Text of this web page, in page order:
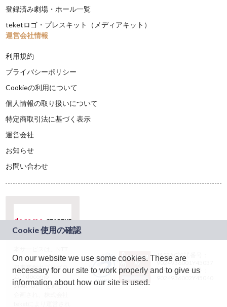
登録済み劇場・ホール一覧
teketロゴ・プレスキット（メディアキット）
運営会社情報
利用規約
プライバシーポリシー
Cookieの利用について
個人情報の取り扱いについて
特定商取引法に基づく表示
運営会社
お知らせ
お問い合わせ
ドコモグループの新
規事業創出プログラ
ム「docomo
STARTUP」を通じて
JASRAC許諾番号：
9024936001Y45037
JASRAC許諾番号：
On our website we use some cookies. These are
necessary for our site to work properly and to give us
information about how our site is used.